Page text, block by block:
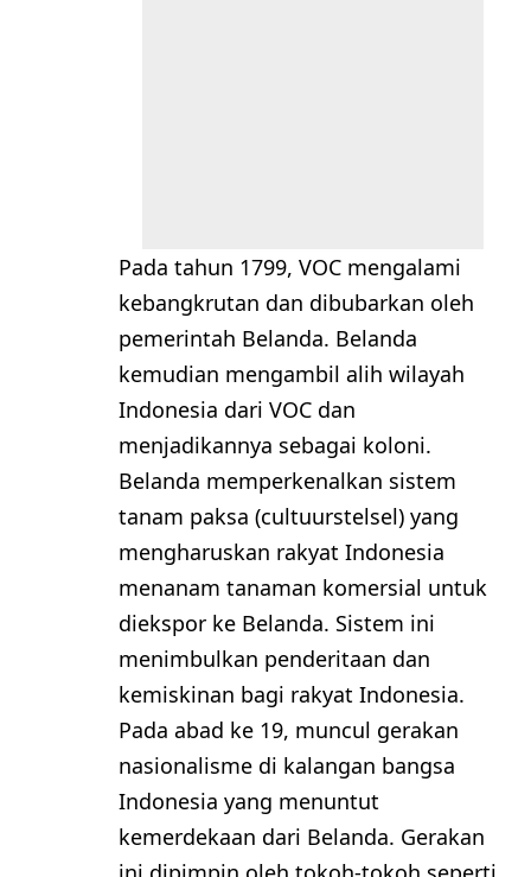
Pada tahun 1799, VOC mengalami
kebangkrutan dan dibubarkan oleh
pemerintah Belanda. Belanda
kemudian mengambil alih wilayah
Indonesia dari VOC dan
menjadikannya sebagai koloni.
Belanda memperkenalkan sistem
tanam paksa (cultuurstelsel) yang
mengharuskan rakyat Indonesia
menanam tanaman komersial untuk
diekspor ke Belanda. Sistem ini
menimbulkan penderitaan dan
kemiskinan bagi rakyat Indonesia.
Pada abad ke 19, muncul gerakan
nasionalisme di kalangan bangsa
Indonesia yang menuntut
kemerdekaan dari Belanda. Gerakan